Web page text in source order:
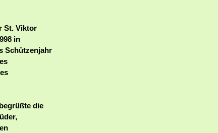
St. Viktor
in
Schützenjahr
die